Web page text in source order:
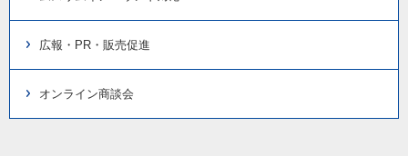
広報・PR・販売促進
オンライン商談会